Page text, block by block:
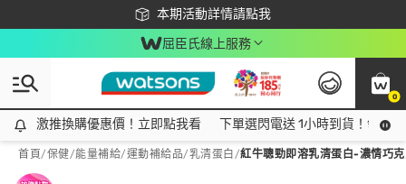
本期活動詳情請點我
下載app最高回饋$350
屈臣氏線上服務
0
激推換購優惠價！立即點我看
激推換購優惠價！立即點我看 下單選閃電送 1小時到貨！領神
首頁/保健/能量補給/運動補給品/乳清蛋白 /紅牛聰勁即溶乳清蛋白-濃情巧